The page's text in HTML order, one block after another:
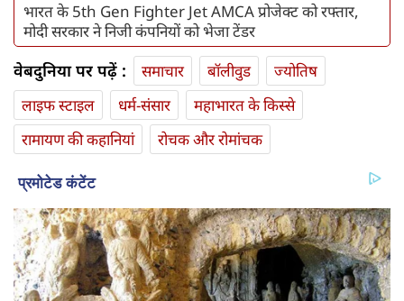
भारत के 5th Gen Fighter Jet AMCA प्रोजेक्ट को रफ्तार,
मोदी सरकार ने निजी कंपनियों को भेजा टेंडर
वेबदुनिया पर पढ़ें : समाचार बॉलीवुड
ज्योतिष
लाइफ स्‍टाइल
धर्म-संसार
महाभारत के किस्से
रामायण की कहानियां
रोचक और रोमांचक